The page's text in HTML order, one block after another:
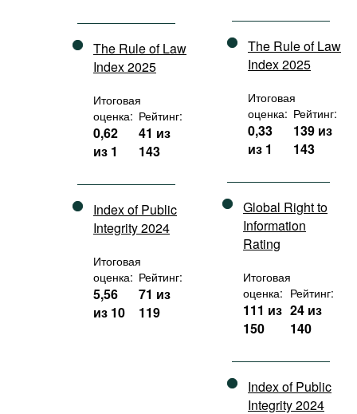
The Rule of Law
Index 2025
Итоговая
оценка:
0,62
из 1
Рейтинг:
41 из
143
Index of Public
Integrity 2024
Итоговая
оценка:
5,56
из 10
Рейтинг:
71 из
119
The Rule of Law
Index 2025
Итоговая
оценка:
0,33
из 1
Рейтинг:
139 из
143
Global Right to
Information
Rating
Итоговая
оценка:
111 из
150
Рейтинг:
24 из
140
Index of Public
Integrity 2024